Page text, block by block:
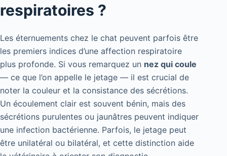
respiratoires ?
Les éternuements chez le chat peuvent parfois être
les premiers indices d’une affection respiratoire
plus profonde. Si vous remarquez un nez qui coule
— ce que l’on appelle le jetage — il est crucial de
noter la couleur et la consistance des sécrétions.
Un écoulement clair est souvent bénin, mais des
sécrétions purulentes ou jaunâtres peuvent indiquer
une infection bactérienne. Parfois, le jetage peut
être unilatéral ou bilatéral, et cette distinction aide